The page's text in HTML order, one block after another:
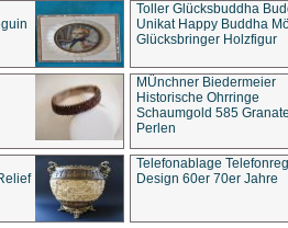
Toller Glücksbuddha
Unikat Happy Buddha
Glücksbringer Holzfigur
MÜnchner Biedermeier
Historische Ohrringe
Schaumgold 585
Perlen
Telefonablage
Design 60er 70er Jahre